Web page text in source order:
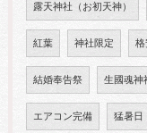
露天神社（お初天神）
紅葉 神社限定 格
結婚奉告祭 生國魂神
エアコン完備 猛暑日